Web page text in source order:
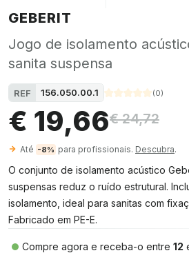
GEBERIT
Jogo de isolamento
sanita suspensa
REF 156.050.00.1 (0)
€ 19,66€ 24,72
Até -8% para profissionais. Descubra.
O conjunto de isolamento acústico
suspensas reduz o ruído estrutural.
isolamento, ideal para sanitas com
Fabricado em PE-E.
Compre agora e receba-o entre 12